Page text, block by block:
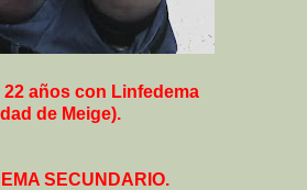
22 años con Linfedema
de Meige).
SECUNDARIO.